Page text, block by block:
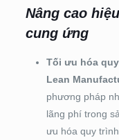
Nâng cao
cung ứng
Tối ưu hóa
Lean
phương pháp
lãng phí trong
ưu hóa quy